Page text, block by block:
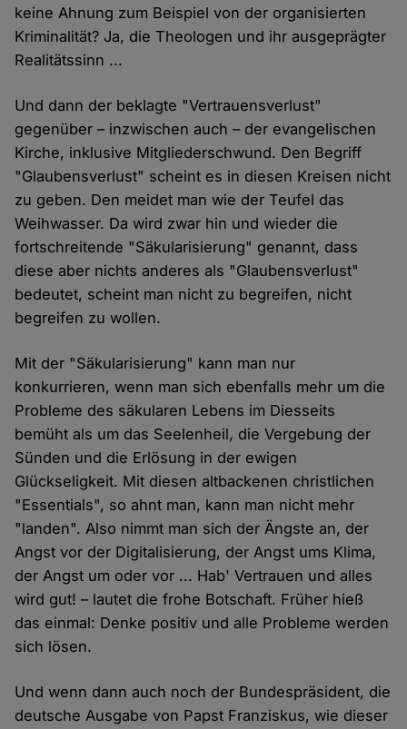
keine Ahnung zum Beispiel von der organisierten
Kriminalität? Ja, die Theologen und ihr ausgeprägter
Realitätssinn ...
Und dann der beklagte "Vertrauensverlust"
gegenüber – inzwischen auch – der evangelischen
Kirche, inklusive Mitgliederschwund. Den Begriff
"Glaubensverlust" scheint es in diesen Kreisen nicht
zu geben. Den meidet man wie der Teufel das
Weihwasser. Da wird zwar hin und wieder die
fortschreitende "Säkularisierung" genannt, dass
diese aber nichts anderes als "Glaubensverlust"
bedeutet, scheint man nicht zu begreifen, nicht
begreifen zu wollen.
Mit der "Säkularisierung" kann man nur
konkurrieren, wenn man sich ebenfalls mehr um die
Probleme des säkularen Lebens im Diesseits
bemüht als um das Seelenheil, die Vergebung der
Sünden und die Erlösung in der ewigen
Glückseligkeit. Mit diesen altbackenen christlichen
"Essentials", so ahnt man, kann man nicht mehr
"landen". Also nimmt man sich der Ängste an, der
Angst vor der Digitalisierung, der Angst ums Klima,
der Angst um oder vor ... Hab' Vertrauen und alles
wird gut! – lautet die frohe Botschaft. Früher hieß
das einmal: Denke positiv und alle Probleme werden
sich lösen.
Und wenn dann auch noch der Bundespräsident, die
deutsche Ausgabe von Papst Franziskus, wie dieser